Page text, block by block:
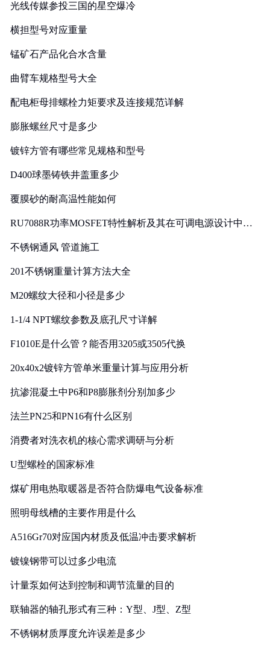
光线传媒参投三国的星空爆冷
横担型号对应重量
锰矿石产品化合水含量
曲臂车规格型号大全
配电柜母排螺栓力矩要求及连接规范详解
膨胀螺丝尺寸是多少
镀锌方管有哪些常见规格和型号
D400球墨铸铁井盖重多少
覆膜砂的耐高温性能如何
RU7088R功率MOSFET特性解析及其在可调电源设计中的
不锈钢通风 管道施工
201不锈钢重量计算方法大全
M20螺纹大径和小径是多少
1-1/4 NPT螺纹参数及底孔尺寸详解
F1010E是什么管？能否用3205或3505代换
20x40x2镀锌方管单米重量计算与应用分析
抗渗混凝土中P6和P8膨胀剂分别加多少
法兰PN25和PN16有什么区别
消费者对洗衣机的核心需求调研与分析
U型螺栓的国家标准
煤矿用电热取暖器是否符合防爆电气设备标准
照明母线槽的主要作用是什么
A516Gr70对应国内材质及低温冲击要求解析
镀镍钢带可以过多少电流
计量泵如何达到控制和调节流量的目的
联轴器的轴孔形式有三种：Y型、J型、Z型
不锈钢材质厚度允许误差是多少